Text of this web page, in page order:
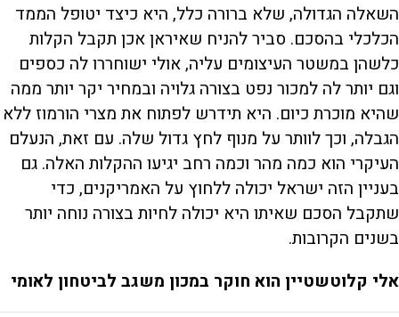
השאלה הגדולה, שלא ברורה כלל, היא כיצד יטופל הממד
הכלכלי בהסכם. סביר להניח שאיראן אכן תקבל הקלות
כלשהן במשטר העיצומים עליה, אולי ישוחררו לה כספים
וגם יותר לה למכור נפט בצורה גלויה ובמחיר יקר יותר ממה
שהיא מוכרת כיום. היא תידרש לפתוח את מצרי הורמוז ללא
הגבלה, וכך לוותר על מנוף לחץ גדול שלה. עם זאת, הנעלם
העיקרי הוא כמה מהר וכמה רחב יגיעו ההקלות האלה. גם
בעניין הזה ישראל יכולה ללחוץ על האמריקנים, כדי
שתקבל הסכם שאיתו היא יכולה לחיות בצורה נוחה יותר
בשנים הקרובות.
אלי קלוטשטיין הוא חוקר במכון משגב לביטחון לאומי